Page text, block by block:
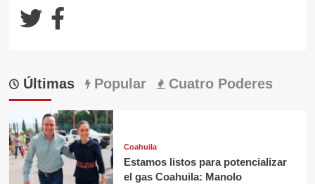
Últimas Popular Cuatro Poderes
Coahuila
Estamos listos para potencializar
el gas Coahuila: Manolo